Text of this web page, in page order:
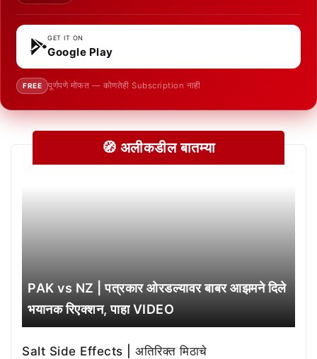
GET IT ON
Google Play
FREE पूर्णपणे मोफत — कोणतेही Subscription नाही
🧭 अलीकडील बातम्या
PAK vs NZ | पत्रकार ओरडल्यावर बाबर आझमने दिले
भयानक रिएक्शन, पाहा VIDEO
Salt Side Effects | अतिरिक्त मिठाचे